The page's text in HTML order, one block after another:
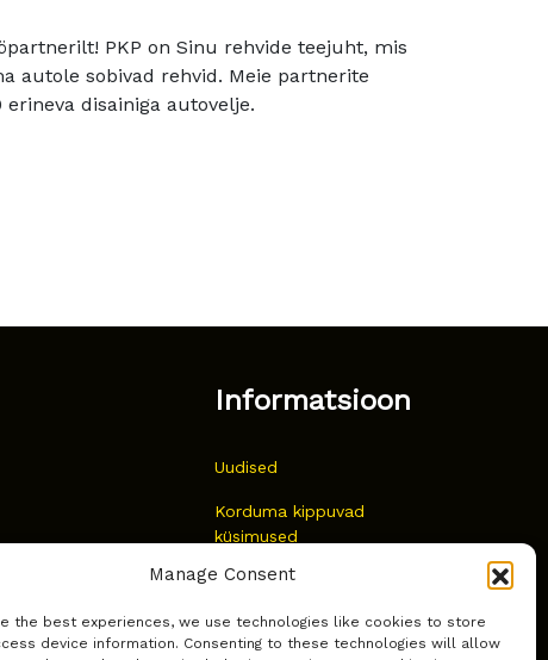
Manage Consent
the best experiences, we use technologies like cookies to store
device information. Consenting to these technologies will allow
PKP on Sinu rehvide teejuht, mis
autole sobivad rehvid. Meie partnerite
disainiga autovelje.
Informatsioon
Uudised
Korduma kippuvad
küsimused
Kust osta?
Küpsiste poliitika